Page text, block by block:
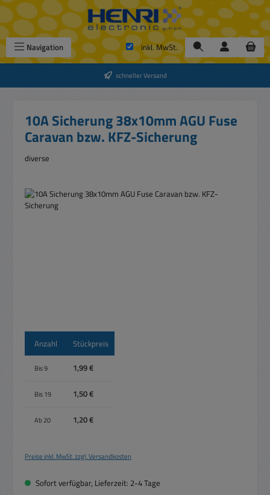
Zum Hauptinhalt springen
Navigation inkl. MwSt.
schneller Versand
10A Sicherung 38x10mm AGU Fuse
Caravan bzw. KFZ-Sicherung
diverse
Anzahl Stückpreis
Bis9 1,99 €
Bis19 1,50 €
Ab 20 1,20 €
Preise inkl. MwSt. zzgl. Versandkosten
Sofort verfügbar, Lieferzeit: 2-4 Tage